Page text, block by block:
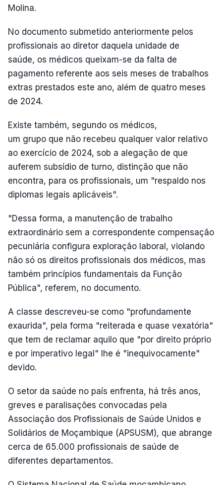
Molina.
No documento submetido anteriormente pelos
profissionais ao diretor daquela unidade de
saúde, os médicos queixam-se da falta de
pagamento referente aos seis meses de trabalhos
extras prestados este ano, além de quatro meses
de 2024.
Existe também, segundo os médicos,
um grupo que não recebeu qualquer valor relativo
ao exercício de 2024, sob a alegação de que
auferem subsídio de turno, distinção que não
encontra, para os profissionais, um "respaldo nos
diplomas legais aplicáveis".
"Dessa forma, a manutenção de trabalho
extraordinário sem a correspondente compensação
pecuniária configura exploração laboral, violando
não só os direitos profissionais dos médicos, mas
também princípios fundamentais da Função
Pública", referem, no documento.
A classe descreveu-se como "profundamente
exaurida", pela forma "reiterada e quase vexatória"
que tem de reclamar aquilo que "por direito próprio
e por imperativo legal" lhe é "inequivocamente"
devido.
O setor da saúde no país enfrenta, há três anos,
greves e paralisações convocadas pela
Associação dos Profissionais de Saúde Unidos e
Solidários de Moçambique (APSUSM), que abrange
cerca de 65.000 profissionais de saúde de
diferentes departamentos.